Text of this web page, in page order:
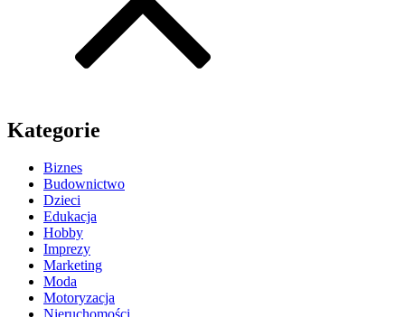
Kategorie
Biznes
Budownictwo
Dzieci
Edukacja
Hobby
Imprezy
Marketing
Moda
Motoryzacja